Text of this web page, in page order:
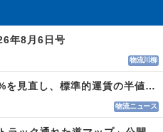
年8月6日号
物流川柳
適正原価 実車率５０%を見直し、標準的運賃の半値の恐れも
物流ニュース